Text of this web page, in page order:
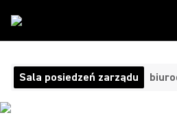
Sala posiedzeń zarządu